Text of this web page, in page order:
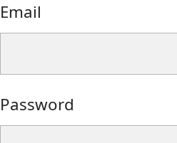
Email
Password